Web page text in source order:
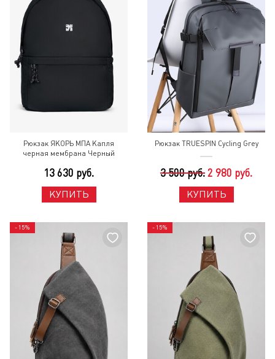
Рюкзак ЯКОРЬ МПА Капля
черная мембрана Черный
13 630 руб.
КУПИТЬ
Рюкзак TRUESPIN Cycling Grey
3 500 руб. 2 980 руб.
КУПИТЬ
- 15% - 15%